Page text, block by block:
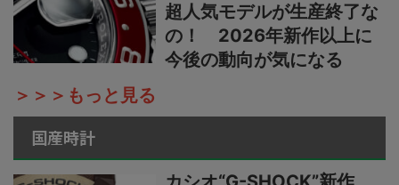
超人気モデルが生産終了な
の！ 2026年新作以上に
今後の動向が気になる
＞＞＞もっと見る
国産時計